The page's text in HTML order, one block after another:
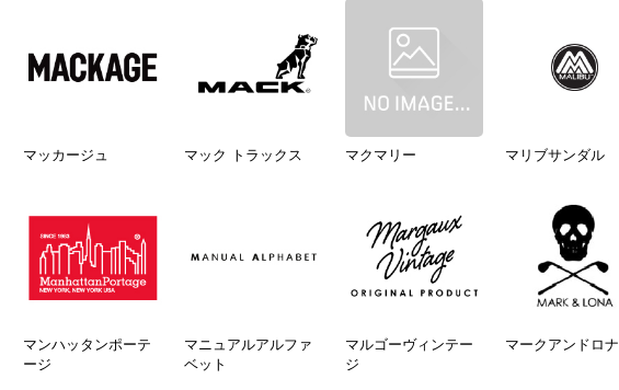
マッカージュ マック トラックス マクマリー マリブサンダル
マンハッタンポーテ
ージ
マニュアルアルファ
ベット
マルゴーヴィンテー
ジ
マークアンドロナ